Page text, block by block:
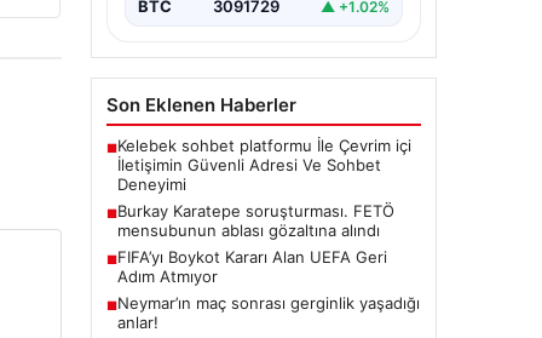
BTC 3091729 ▲ +1.02%
Son Eklenen Haberler
■Kelebek sohbet platformu İle Çevrim içi
İletişimin Güvenli Adresi Ve Sohbet
Deneyimi
■Burkay Karatepe soruşturması. FETÖ
mensubunun ablası gözaltına alındı
■FIFA’yı Boykot Kararı Alan UEFA Geri
Adım Atmıyor
■Neymar’ın maç sonrası gerginlik yaşadığı
anlar!